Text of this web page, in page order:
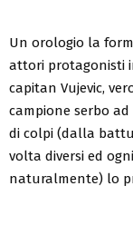
Un orologio la
attori protagonisti
capitan Vujevic,
campione serbo
di colpi (dalla
volta diversi ed
naturalmente) lo